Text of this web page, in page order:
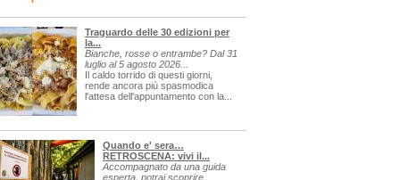
Traguardo delle 30 edizioni per
la...
Bianche, rosse o entrambe? Dal 31
luglio al 5 agosto 2026...
Il caldo torrido di questi giorni,
rende ancora più spasmodica
l'attesa dell'appuntamento con la...
Quando e' sera…
RETROSCENA: vivi il...
Accompagnato da una guida
esperta, potrai scoprire